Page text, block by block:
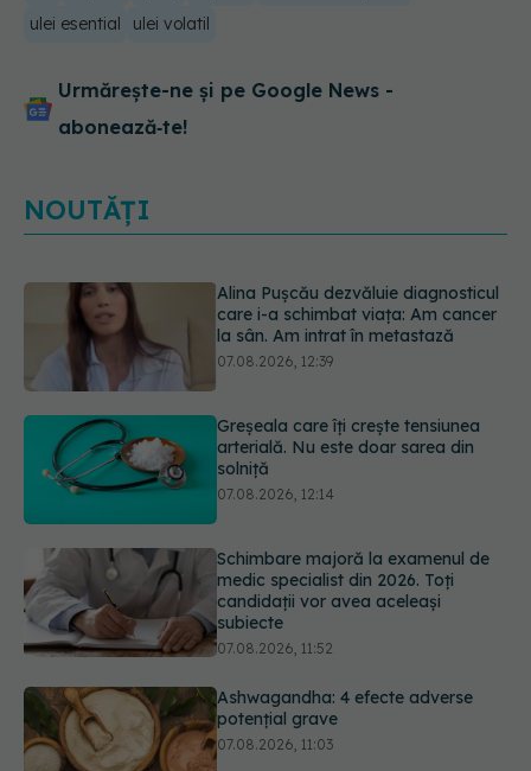
ulei esential
ulei volatil
Urmărește-ne și pe Google News -
abonează‑te!
NOUTĂȚI
Greșeala care îți crește tensiunea
arterială. Nu este doar sarea din
solniță
07.08.2026, 12:14
Schimbare majoră la examenul de
medic specialist din 2026. Toți
candidații vor avea aceleași
subiecte
Ashwagandha: 4 efecte adverse
potențial grave
07.08.2026, 11:03
EXCLUSIV Ce grăbește apariția
ridurilor. Nu este doar vârsta. Ce
spun dermatologii